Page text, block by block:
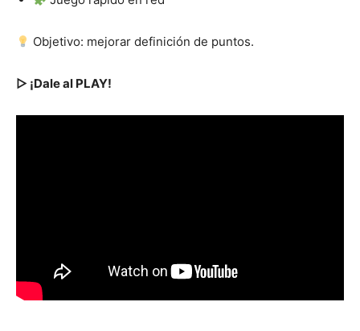
Objetivo: mejorar definición de puntos.
▷ ¡Dale al PLAY!